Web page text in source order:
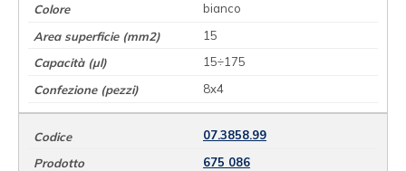
bianco
15
15÷175
8x4
07.3858.99
675 086